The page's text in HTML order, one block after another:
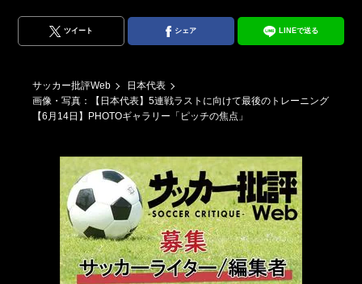
ツイート シェア LINEで送る
サッカー批評Web
日本代表
画像・写真：【日本代表】5連戦ラストに向けて最後のトレーニング
【6月14日】PHOTOギャラリー「ピッチの焦点」